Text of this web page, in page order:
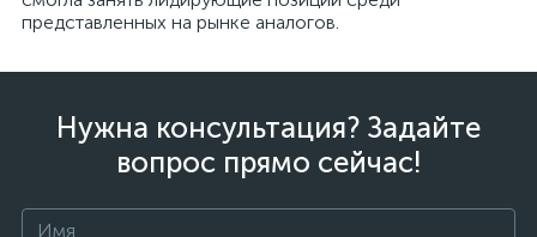
представленных на рынке аналогов.
Нужна консультация? Задайте
вопрос прямо сейчас!